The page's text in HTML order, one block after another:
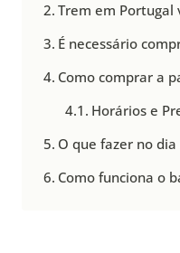
Trem em Portugal
É necessário
Como comprar a
Horários e
O que fazer no
Como funciona o